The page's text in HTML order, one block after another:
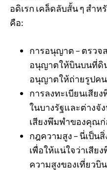
อดิเรก เคล็ดลับสั้น ๆ สำ
คือ:
การอนุญาต – ตรว
อนุญาตให้บินบนที่
อนุญาตให้ถ่ายรูปค
การลงทะเบียนเสีย
ในบางรัฐและต่างจั
เสียงพึมพำของคุณ
กฎความสูง – นี่เป็
เพื่อให้แน่ใจว่าเสี
ความสูงของเที่ยว